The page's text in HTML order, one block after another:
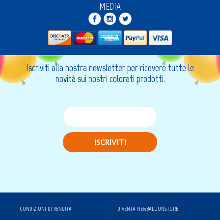
MEDIA
Iscriviti alla nostra newsletter per ricevere tutte le
novità sui nostri colorati prodotti.
ISCRIVITI
CONDIZIONI DI VENDITA
DIVENTA NEWBALOONSTORE